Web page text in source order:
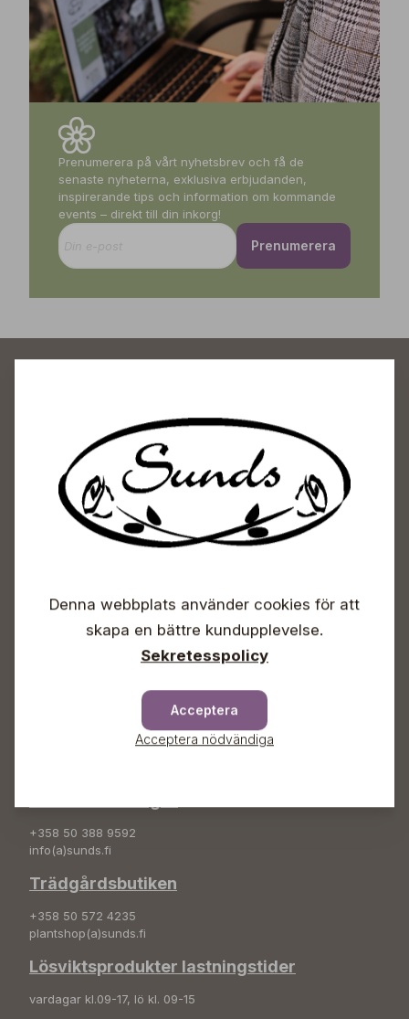
Prenumerera på vårt nyhetsbrev och få de
senaste nyheterna, exklusiva erbjudanden,
inspirerande tips och information om kommande
events – direkt till din inkorg!
Prenumerera
Sunds Trädgårdscenter
Öppet
Info & växel
Sunds Trädgård Ab
+358 50 388 9592
info(a)sunds.fi
Trädgårdsbutiken
+358 50 572 4235
plantshop(a)sunds.fi
Lösviktsprodukter lastningstider
vardagar kl.09-17, lö kl. 09-15
Denna webbplats använder cookies för att
skapa en bättre kundupplevelse.
Sekretesspolicy
Acceptera
Acceptera nödvändiga